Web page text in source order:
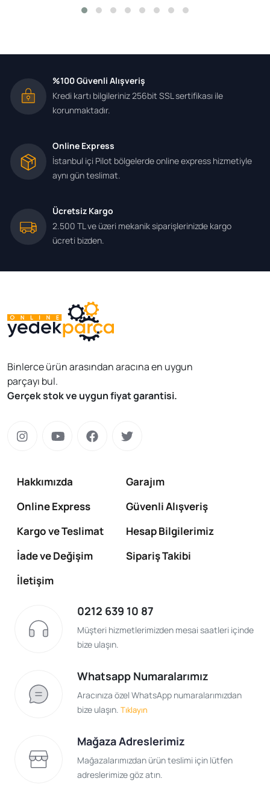
2008-/ Fluence 2010-2012
%100 Güvenli Alışveriş
Kredi kartı bilgileriniz 256bit SSL sertifikası ile
korunmaktadır.
Online Express
İstanbul içi Pilot bölgelerde online express hizmetiyle
aynı gün teslimat.
Ücretsiz Kargo
2.500 TL ve üzeri mekanik siparişlerinizde kargo
ücreti bizden.
Binlerce ürün arasından aracına en uygun
parçayı bul.
Gerçek stok ve uygun fiyat garantisi.
Hakkımızda
Garajım
Online Express
Güvenli Alışveriş
Kargo ve Teslimat
Hesap Bilgilerimiz
İade ve Değişim
Sipariş Takibi
İletişim
0212 639 10 87
Müşteri hizmetlerimizden mesai saatleri içinde
bize ulaşın.
Whatsapp Numaralarımız
Aracınıza özel WhatsApp numaralarımızdan
bize ulaşın. Tıklayın
Mağaza Adreslerimiz
Mağazalarımızdan ürün teslimi için lütfen
adreslerimize göz atın.